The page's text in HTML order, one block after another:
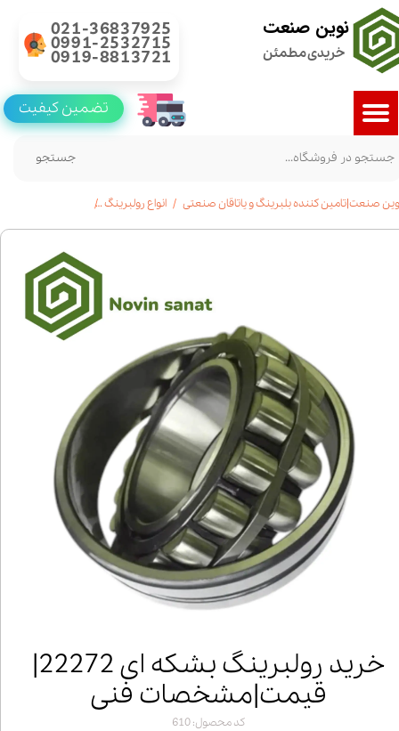
نوین صنعت
خریدی مطمئن
021-36837925
0991-2532715
0919-8813721
جستجو
تضمین کیفیت
صنعت|تامین کننده بلبرینگ و یاتاقان صنعتی انواع رولبرینگ
خرید رولبرینگ بشکه ای 22272|
قیمت|مشخصات فنی
کد محصول: 610